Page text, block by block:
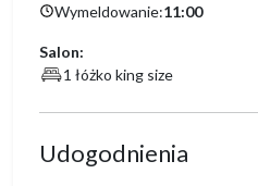
Wymeldowanie:11:00
Salon:
1 łóżko king size
Udogodnienia